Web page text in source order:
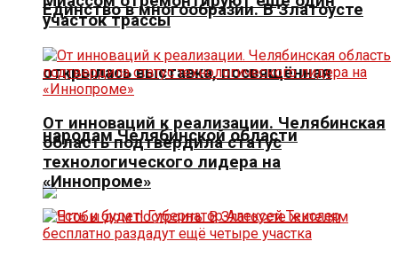
Единство в многообразии. В Златоусте
открылась выставка, посвящённая
народам Челябинской области
участок трассы
От инноваций к реализации. Челябинская
область подтвердила статус
технологического лидера на
«Иннопроме»